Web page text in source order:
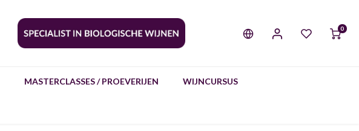
0
MASTERCLASSES / PROEVERIJEN WIJNCURSUS